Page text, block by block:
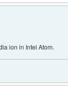
ion in Intel Atom.